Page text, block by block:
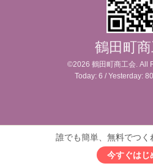
鶴田町
©2026 鶴田町商工会. All
Today: 6 / Yesterday: 80
誰でも簡単、無料でつく
今すぐはじ